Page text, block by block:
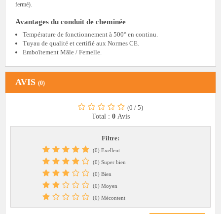
fermé).
Avantages du conduit de cheminée
Température de fonctionnement à 500° en continu.
Tuyau de qualité et certifié aux Normes CE.
Emboîtement Mâle / Femelle.
AVIS (0)
(0 / 5)
Total : 0 Avis
Filtre:
(0) Exellent
(0) Super bien
(0) Bien
(0) Moyen
(0) Mécontent